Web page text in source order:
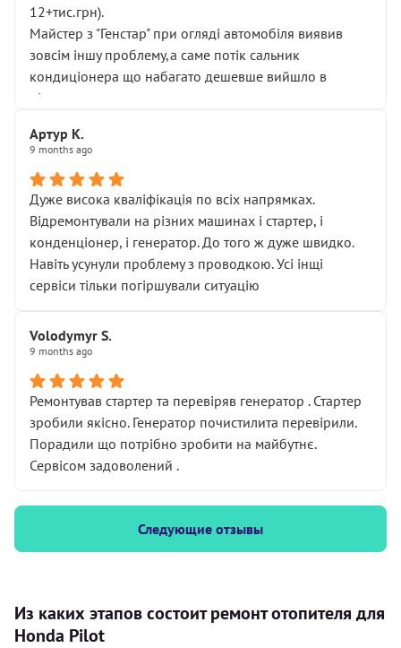
12+тис.грн).
Майстер з "Генстар" при огляді автомобіля виявив
зовсім іншу проблему,а саме потік сальник
кондиціонера що набагато дешевше вийшло в
підсумку.
Артур К.
9 months ago
Дуже висока кваліфікація по всіх напрямках.
Відремонтували на різних машинах і стартер, і
конденціонер, і генератор. До того ж дуже швидко.
Навіть усунули проблему з проводкою. Усі інщі
сервіси тільки погіршували ситуацію
Volodymyr S.
9 months ago
Ремонтував стартер та перевіряв генератор . Стартер
зробили якісно. Генератор почистилита перевірили.
Порадили що потрібно зробити на майбутнє.
Сервісом задоволений .
Следующие отзывы
Из каких этапов состоит ремонт отопителя для
Honda Pilot